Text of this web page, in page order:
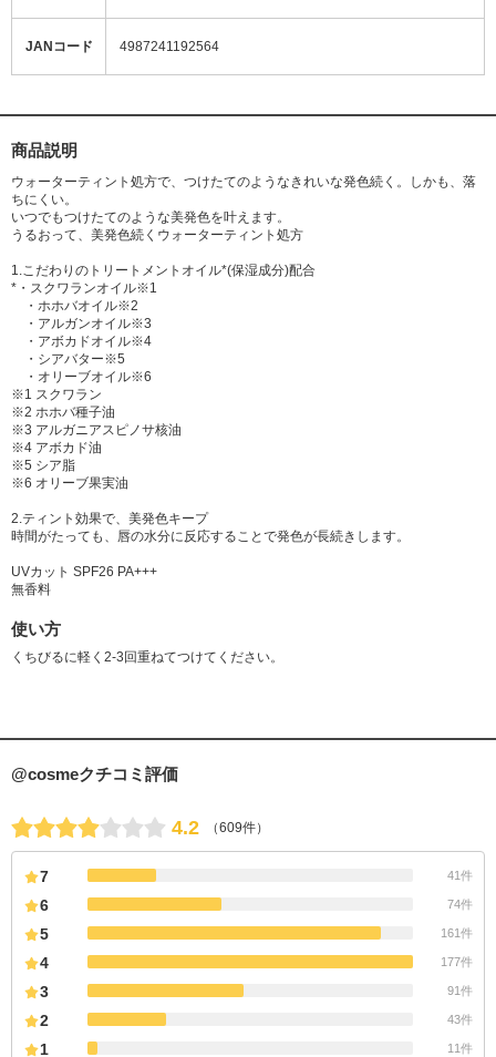
JANコード 4987241192564
商品説明
ウォーターティント処方で、つけたてのようなきれいな発色続く。しかも、落
ちにくい。
いつでもつけたてのような美発色を叶えます。
うるおって、美発色続くウォーターティント処方
1.こだわりのトリートメントオイル*(保湿成分)配合
*・スクワランオイル※1
・ホホバオイル※2
・アルガンオイル※3
・アボカドオイル※4
・シアバター※5
・オリーブオイル※6
※1 スクワラン
※2 ホホバ種子油
※3 アルガニアスピノサ核油
※4 アボカド油
※5 シア脂
※6 オリーブ果実油
2.ティント効果で、美発色キープ
時間がたっても、唇の水分に反応することで発色が長続きします。
UVカット SPF26 PA+++
無香料
使い方
くちびるに軽く2-3回重ねてつけてください。
@cosmeクチコミ評価
4.2 （609件）
7 41件
6 74件
5 161件
4 177件
3 91件
2 43件
1 11件